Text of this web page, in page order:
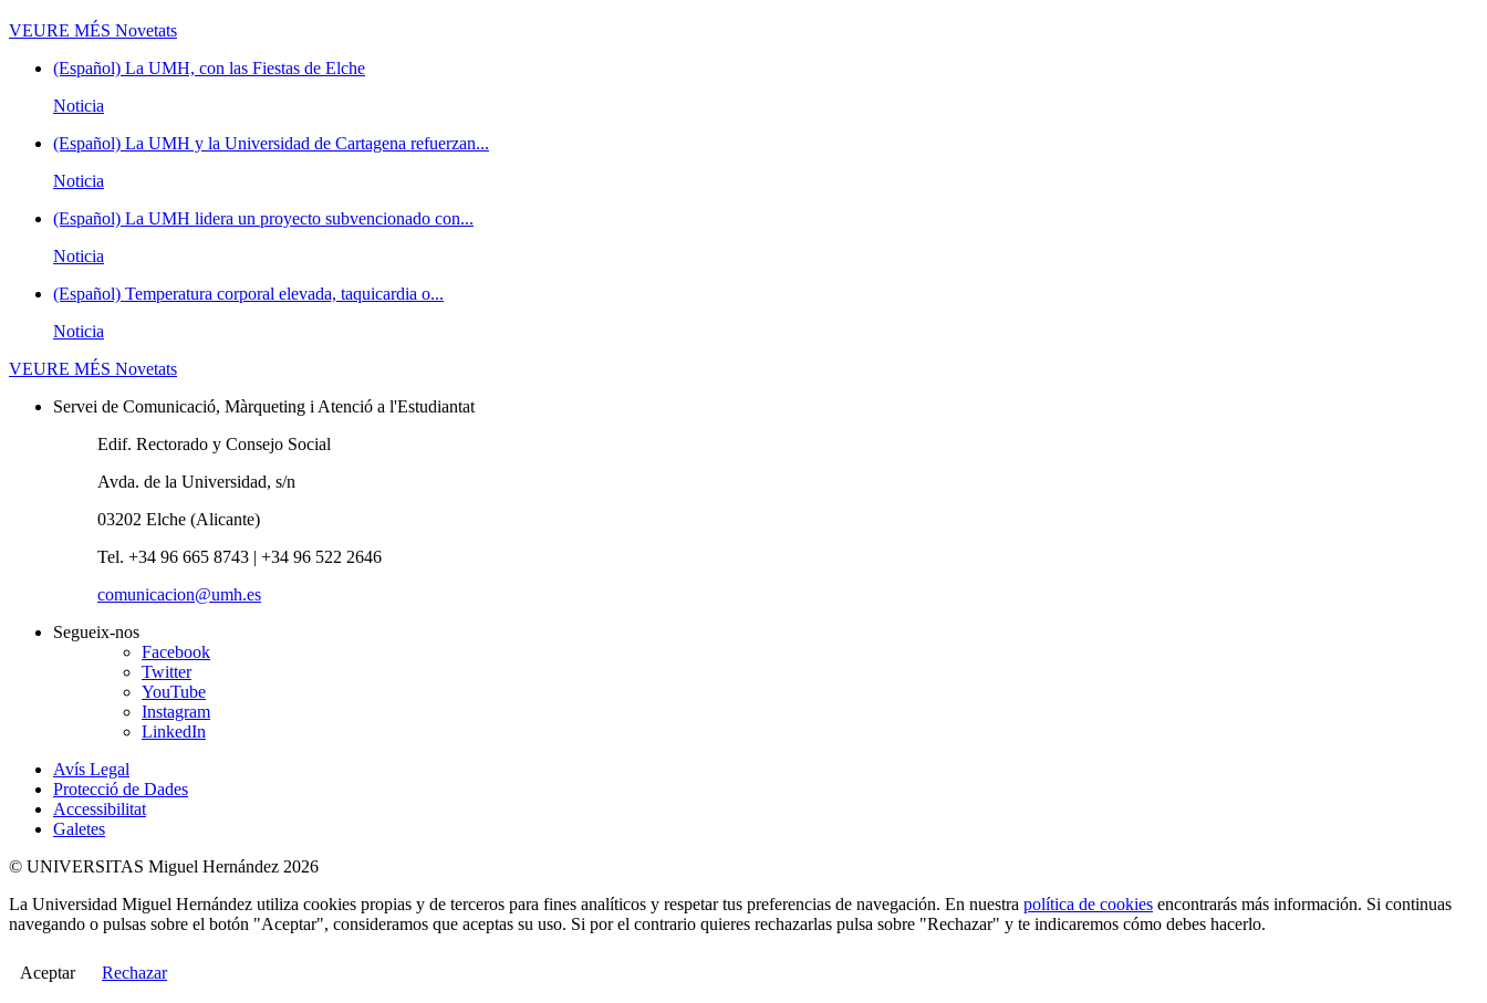
VEURE MÉS Novetats
(Español) La UMH, con las Fiestas de Elche
Noticia
(Español) La UMH y la Universidad de Cartagena refuerzan...
Noticia
(Español) La UMH lidera un proyecto subvencionado con...
Noticia
(Español) Temperatura corporal elevada, taquicardia o...
Noticia
VEURE MÉS Novetats
Servei de Comunicació, Màrqueting i Atenció a l'Estudiantat
Edif. Rectorado y Consejo Social
Avda. de la Universidad, s/n
03202 Elche (Alicante)
Tel. +34 96 665 8743 | +34 96 522 2646
comunicacion@umh.es
Segueix-nos
Facebook
Twitter
YouTube
Instagram
LinkedIn
Avís Legal
Protecció de Dades
Accessibilitat
Galetes
© UNIVERSITAS Miguel Hernández 2026
La Universidad Miguel Hernández utiliza cookies propias y de terceros para fines analíticos y respetar tus preferencias de navegación. En nuestra política de cookies encontrarás más información. Si continuas
navegando o pulsas sobre el botón "Aceptar", consideramos que aceptas su uso. Si por el contrario quieres rechazarlas pulsa sobre "Rechazar" y te indicaremos cómo debes hacerlo.
Aceptar Rechazar